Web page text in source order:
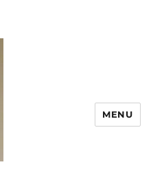
MENU